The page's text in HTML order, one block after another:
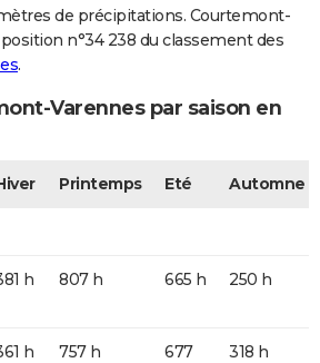
de précipitations. Courtemont-
n°34 238 du classement des
.
Varennes par saison en
Printemps Eté Automne
h 807 h 665 h 250 h
h 757 h
677
318 h